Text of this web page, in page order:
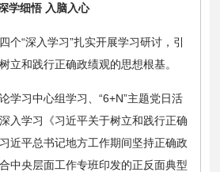
学细悟 入脑入心
个“深入学习”扎实开展学习研讨，引
立和践行正确政绩观的思想根基。
学习中心组学习、“6+N”主题党日活
入学习《习近平关于树立和践行正确
近平总书记地方工作期间坚持正确政
中央层面工作专班印发的正反面典型